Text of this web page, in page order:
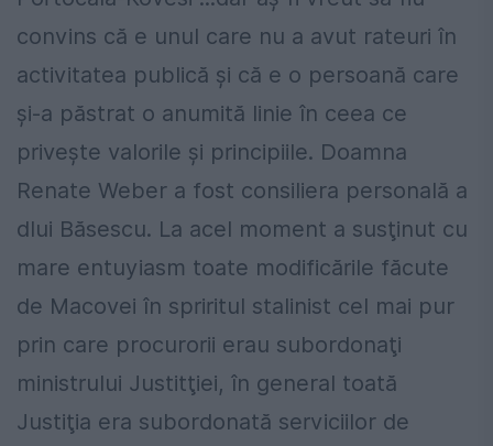
convins că e unul care nu a avut rateuri în
activitatea publică şi că e o persoană care
şi-a păstrat o anumită linie în ceea ce
priveşte valorile şi principiile. Doamna
Renate Weber a fost consiliera personală a
dlui Băsescu. La acel moment a susţinut cu
mare entuyiasm toate modificările făcute
de Macovei în spriritul stalinist cel mai pur
prin care procurorii erau subordonaţi
ministrului Justitţiei, în general toată
Justiţia era subordonată serviciilor de